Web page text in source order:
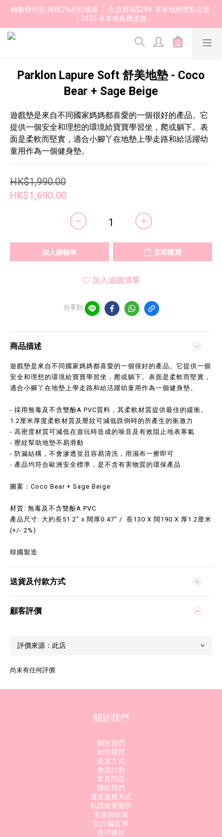
轉數快付款 再獲2%折扣優惠 ｜ 全店買滿$299  享本地順豐點自提
｜$450 享本地免費送貨
Parklon Lapure Soft 舒美地墊 - Coco
Bear + Sage Beige
遊戲墊是來自不同國家媽媽都喜愛的一個很好的產品。它
提供一個安全和理想的環境給寶寶學習坐，爬或躺下。表
面是柔軟而堅實，適合小腳丫在地墊上學走路和給活躍幼
童用作為一個健身墊。
HK$1,990.00
HK$1,690.00
加入購物車 立即購買
加入追蹤清單
分享到
商品描述
遊戲墊是來自不同國家媽媽都喜愛的一個很好的產品。它提供一個
安全和理想的環境給寶寶學習坐，爬或躺下。表面是柔軟而堅實，
適合小腳丫在地墊上學走路和給活躍幼童用作為一個健身墊。
- 採用無毒及不含雙酚A PVC質料，其柔軟材質提供最佳的緩衝。
1.2厘米厚度柔軟材質及壓紋可減低跌倒時的所產生的衝激力
- 高密度材質可減低在遊玩時造成的噪音及有效阻止地表寒氣
- 壓紋幫助地墊不易滑動
- 防漏結構，不會滲透並且容易清洗，用濕布一擦即可
- 產品均符合歐洲安全標準，是不含有害物質的環保產品
圖案：Coco Bear + Sage Beige
材質: 無毒及不含雙酚A PVC
產品尺寸: 大約長51.2" x 闊厚0.47" / 長130 X 闊190 X 厚1.2厘米
(+/- 2%)
韓國製造
送貨及付款方式
顧客評價
尚未有任何評價
關於我們
關於我們
如何購買
送貨方式
會員計劃
常見問題
聯絡我們
運送服務方式
私隱政策聲明
退換貨政策
防詐騙宣導
使用條款